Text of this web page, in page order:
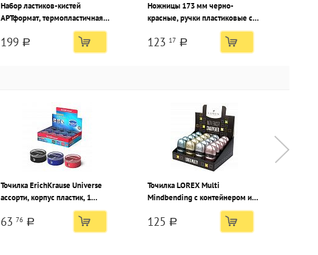
Набор ластиков-кистей
АРТформат, термопластичная
цилиндрическая, бежевый,
мягкий, 2шт в пакете
199 a
Ножницы 173 мм черно-
красные, ручки пластиковые с
резиновыми вставками
123 17 a
Точилка ErichKrause Universe
ассорти, корпус пластик, 1
63 76 a
Точилка LOREX Multi
Mindbending с контейнером и
ластиком, ассорти, корпус
пластик, 1 отверстие, в дисплее
125 a